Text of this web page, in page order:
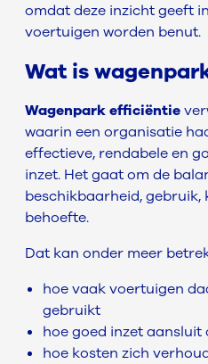
omdat deze inzicht geeft
voertuigen worden benut.
Wat is
Wagenpark efficiëntie
waarin een organisatie
effectieve, rendabele en
inzet. Het gaat om de
beschikbaarheid,
behoefte.
Dat kan onder meer
hoe vaak voertuigen
gebruikt
hoe goed inzet aansluit
hoe kosten zich